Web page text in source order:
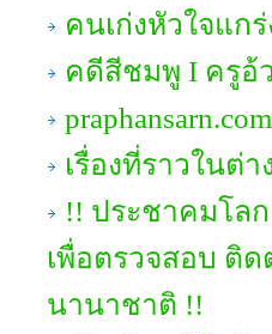
คนเก่งหัวใจแก
คดีสีชมพู I ครูอ้
เรื่องที่ราวในต่
!! ประชาคมโล
เพื่อตรวจสอบ ติ
นานาชาติ !!